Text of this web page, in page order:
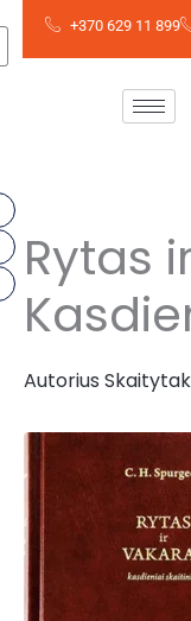
Pereiti
+370 629 11 899
Rytas
Autorius